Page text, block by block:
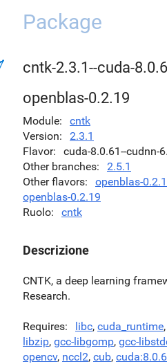
Package
cntk-2.3.1--cuda-
openblas-0.2.19
Module
cntk
Version
2.3.1
Flavor
cuda-8.0.61--cudnn-
Other branches
2.5.1
Other flavors
openblas-
openblas-0.2.19
Ruolo
cntk
Descrizione
CNTK, a deep learning
Research.
Requires libc, cuda_runtime,
libzip, gcc-libgomp, gcc-
opencv, nccl2, cub,